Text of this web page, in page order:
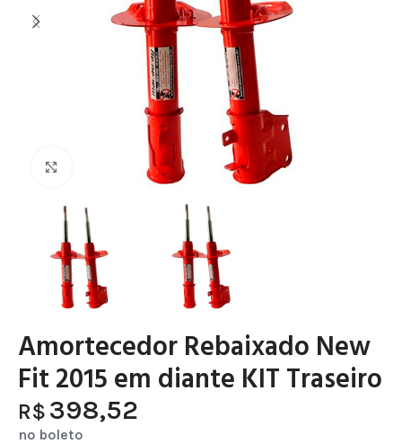
Clique para ampliar
Amortecedor Rebaixado New
Fit 2015 em diante KIT Traseiro
R$ 398,52
no boleto